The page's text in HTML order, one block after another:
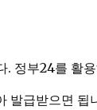
정부24를 활
급받으면